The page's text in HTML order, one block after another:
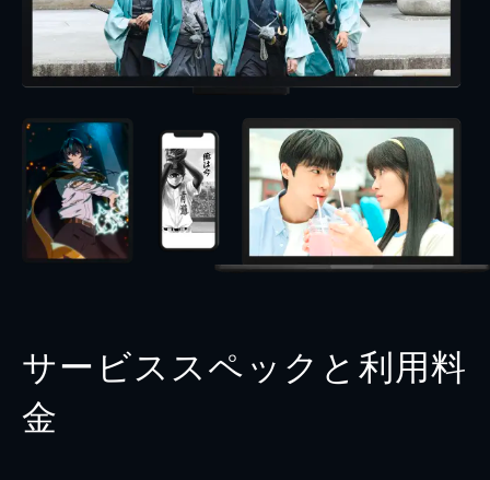
サービススペックと利用料
金